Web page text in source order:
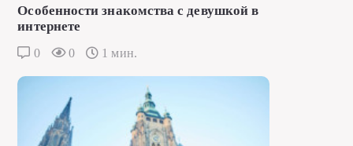
Особенности знакомства с девушкой в
интернете
0 0 1 мин.